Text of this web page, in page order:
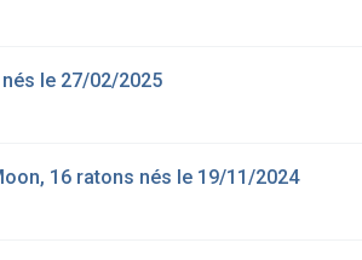
nés le 27/02/2025
16 ratons nés le 19/11/2024